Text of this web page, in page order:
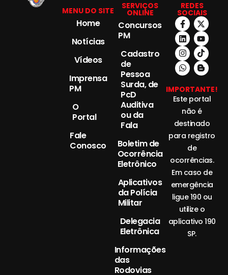
MENU DO SITE
Home
Notícias
Vídeos
Imprensa
PM
O
Portal
Fale
Conosco
SERVIÇOS
ONLINE
Concursos
PM
Cadastro
de
Pessoa
Surda, de
PcD
Auditiva
ou da
Fala
Boletim de
Ocorrência
Eletrônico
Aplicativos
da Polícia
Militar
Delegacia
Eletrônica
Informações
das
Rodovias
REDES
SOCIAIS
IMPORTANTE!
Este portal
não é
destinado
para registro
de
ocorrências.
Em caso de
emergência
ligue 190 ou
utilize o
aplicativo 190
SP.